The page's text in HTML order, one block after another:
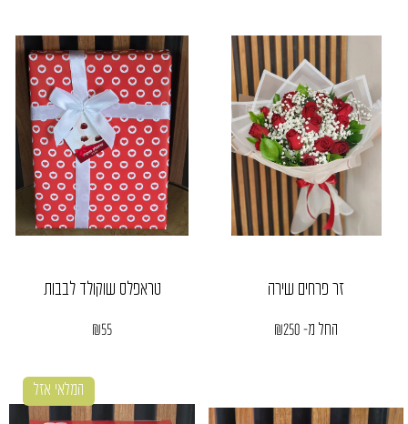
זר פרחים שירה
החל מ- ₪250
טראפלס שוקולד לבבות
₪55
המלאי אזל